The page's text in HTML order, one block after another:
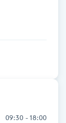
09:30 - 18:00